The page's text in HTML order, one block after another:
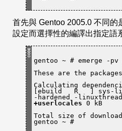
首先與 Gentoo 2005.0 不同
設定而選擇性的編譯出指定語
gentoo ~ # emerge -
These are the
Calculating
[ebuild   R   ] sys-
+userlocales 0 kB
Total size of
gentoo ~ #